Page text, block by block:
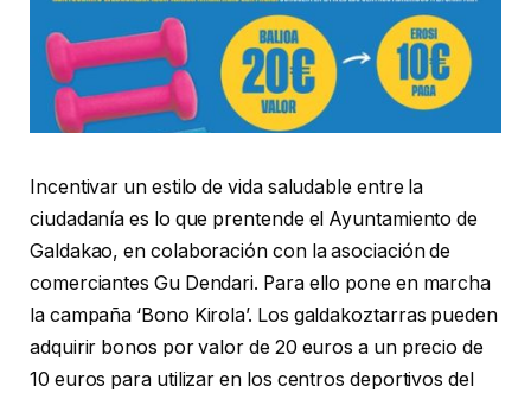
Incentivar un estilo de vida saludable entre la
ciudadanía es lo que prentende el Ayuntamiento de
Galdakao, en colaboración con la asociación de
comerciantes Gu Dendari. Para ello pone en marcha
la campaña ‘Bono Kirola’. Los galdakoztarras pueden
adquirir bonos por valor de 20 euros a un precio de
10 euros para utilizar en los centros deportivos del